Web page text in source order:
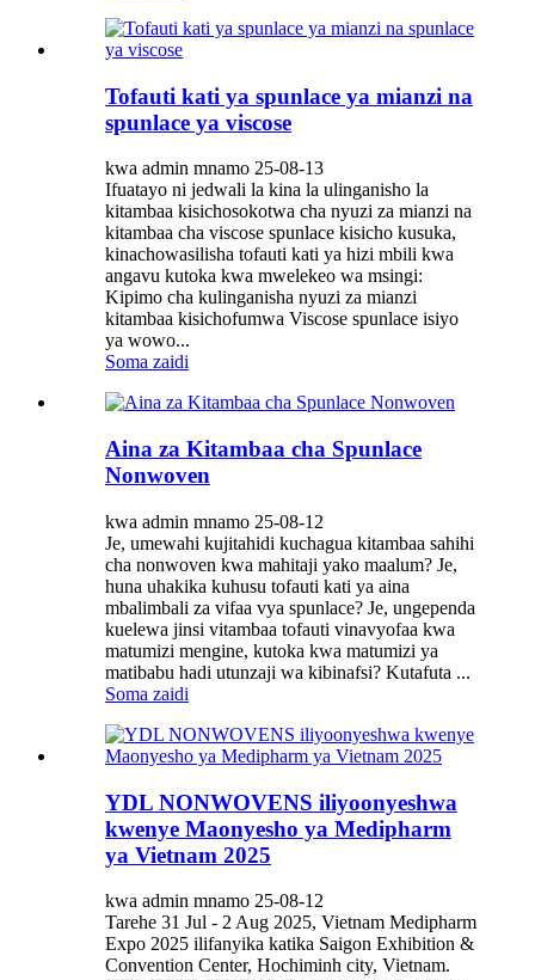
Tofauti kati ya spunlace ya mianzi na
spunlace ya viscose
kwa admin mnamo 25-08-13
Ifuatayo ni jedwali la kina la ulinganisho la
kitambaa kisichosokotwa cha nyuzi za mianzi na
kitambaa cha viscose spunlace kisicho kusuka,
kinachowasilisha tofauti kati ya hizi mbili kwa
angavu kutoka kwa mwelekeo wa msingi:
Kipimo cha kulinganisha nyuzi za mianzi
kitambaa kisichofumwa Viscose spunlace isiyo
ya wowo...
Soma zaidi
Aina za Kitambaa cha Spunlace
Nonwoven
kwa admin mnamo 25-08-12
Je, umewahi kujitahidi kuchagua kitambaa sahihi
cha nonwoven kwa mahitaji yako maalum? Je,
huna uhakika kuhusu tofauti kati ya aina
mbalimbali za vifaa vya spunlace? Je, ungependa
kuelewa jinsi vitambaa tofauti vinavyofaa kwa
matumizi mengine, kutoka kwa matumizi ya
matibabu hadi utunzaji wa kibinafsi? Kutafuta ...
Soma zaidi
YDL NONWOVENS iliyoonyeshwa
kwenye Maonyesho ya Medipharm
ya Vietnam 2025
kwa admin mnamo 25-08-12
Tarehe 31 Jul - 2 Aug 2025, Vietnam Medipharm
Expo 2025 ilifanyika katika Saigon Exhibition &
Convention Center, Hochiminh city, Vietnam.